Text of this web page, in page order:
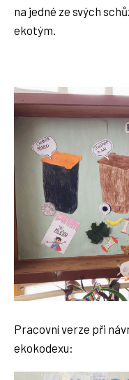
na jedné ze svých
ekotým.
Pracovní verze při
ekokodexu: